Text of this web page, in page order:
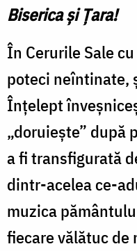
Biserica și Țara!
În Cerurile Sale
poteci neîntinate,
Înțelept
„doruiește” după
a fi transfigurată
dintr-acelea ce-
muzica
fiecare vălătuc de